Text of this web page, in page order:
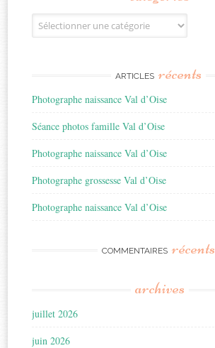
Catégories
ARTICLES récents
Photographe naissance Val d’Oise
Séance photos famille Val d’Oise
Photographe naissance Val d’Oise
Photographe grossesse Val d’Oise
Photographe naissance Val d’Oise
COMMENTAIRES récents
archives
juillet 2026
juin 2026